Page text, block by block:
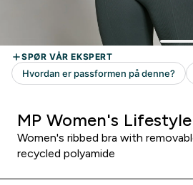
MP Women's
Women's ribbed bra with
recycled polyamide